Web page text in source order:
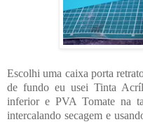
Escolhi uma caixa porta
de fundo eu usei Tinta
inferior e PVA Tomate na
intercalando secagem e